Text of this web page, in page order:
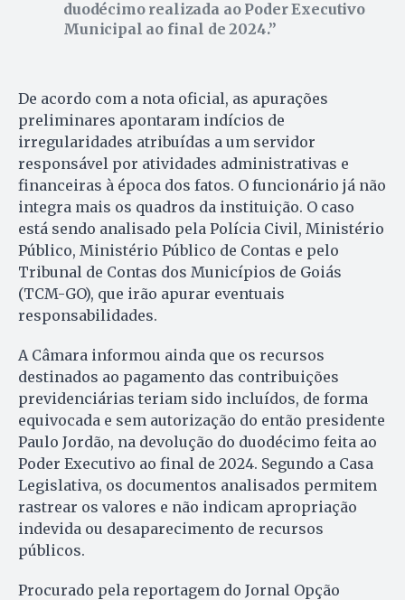
duodécimo realizada ao Poder Executivo
Municipal ao final de 2024.
De acordo com a nota oficial, as apurações
preliminares apontaram indícios de
irregularidades atribuídas a um servidor
responsável por atividades administrativas e
financeiras à época dos fatos. O funcionário já não
integra mais os quadros da instituição. O caso
está sendo analisado pela Polícia Civil, Ministério
Público, Ministério Público de Contas e pelo
Tribunal de Contas dos Municípios de Goiás
(TCM-GO), que irão apurar eventuais
responsabilidades.
A Câmara informou ainda que os recursos
destinados ao pagamento das contribuições
previdenciárias teriam sido incluídos, de forma
equivocada e sem autorização do então presidente
Paulo Jordão, na devolução do duodécimo feita ao
Poder Executivo ao final de 2024. Segundo a Casa
Legislativa, os documentos analisados permitem
rastrear os valores e não indicam apropriação
indevida ou desaparecimento de recursos
públicos.
Procurado pela reportagem do Jornal Opção